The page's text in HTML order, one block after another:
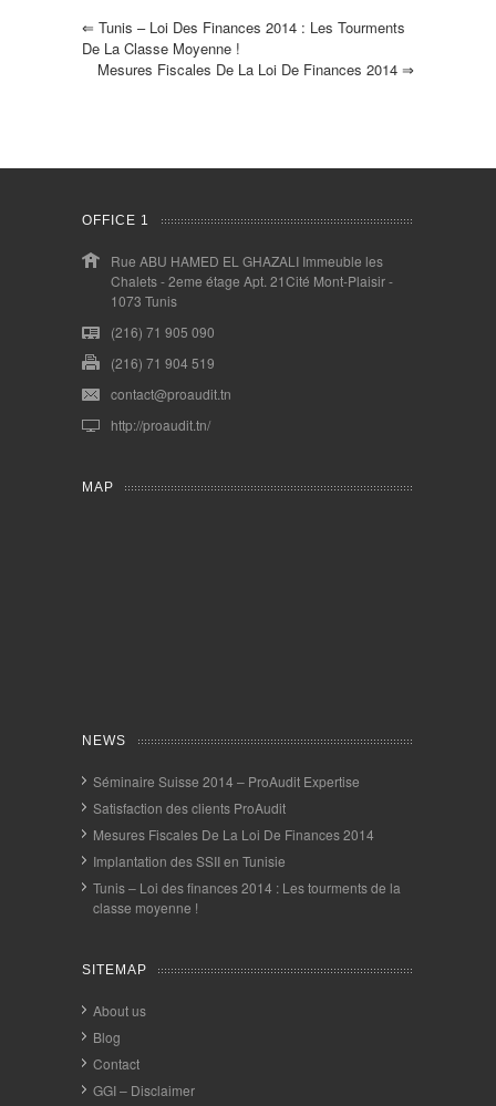
⇐ Tunis – Loi Des Finances 2014 : Les Tourments
De La Classe Moyenne !
Mesures Fiscales De La Loi De Finances 2014 ⇒
OFFICE 1
Rue ABU HAMED EL GHAZALI Immeuble les
Chalets - 2eme étage Apt. 21Cité Mont-Plaisir -
1073 Tunis
(216) 71 905 090
(216) 71 904 519
contact@proaudit.tn
http://proaudit.tn/
MAP
NEWS
Séminaire Suisse 2014 – ProAudit Expertise
Satisfaction des clients ProAudit
Mesures Fiscales De La Loi De Finances 2014
Implantation des SSII en Tunisie
Tunis – Loi des finances 2014 : Les tourments de la
classe moyenne !
SITEMAP
About us
Blog
Contact
GGI – Disclaimer